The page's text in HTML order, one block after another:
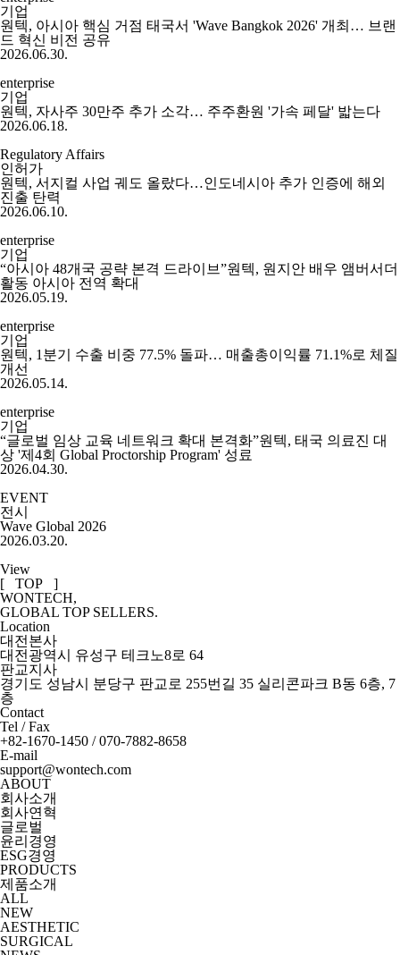
기업
원텍, 아시아 핵심 거점 태국서 'Wave Bangkok 2026' 개최… 브랜
드 혁신 비전 공유
2026.06.30.
enterprise
기업
원텍, 자사주 30만주 추가 소각… 주주환원 '가속 페달' 밟는다
2026.06.18.
Regulatory Affairs
인허가
원텍, 서지컬 사업 궤도 올랐다…인도네시아 추가 인증에 해외
진출 탄력
2026.06.10.
enterprise
기업
“아시아 48개국 공략 본격 드라이브”원텍, 원지안 배우 앰버서더
활동 아시아 전역 확대
2026.05.19.
enterprise
기업
원텍, 1분기 수출 비중 77.5% 돌파… 매출총이익률 71.1%로 체질
개선
2026.05.14.
enterprise
기업
“글로벌 임상 교육 네트워크 확대 본격화”원텍, 태국 의료진 대
상 '제4회 Global Proctorship Program' 성료
2026.04.30.
EVENT
전시
Wave Global 2026
2026.03.20.
View
[ TOP ]
WONTECH,
GLOBAL TOP SELLERS.
Location
대전본사
대전광역시 유성구 테크노8로 64
판교지사
경기도 성남시 분당구 판교로 255번길 35 실리콘파크 B동 6층, 7
층
Contact
Tel / Fax
+82-1670-1450 / 070-7882-8658
E-mail
support@wontech.com
ABOUT
회사소개
회사연혁
글로벌
윤리경영
ESG경영
PRODUCTS
제품소개
ALL
NEW
AESTHETIC
SURGICAL